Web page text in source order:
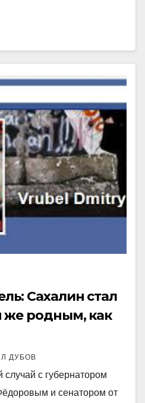
Сахалин стал
же родным, как
ДУБОВ
с губернатором
и сенатором от